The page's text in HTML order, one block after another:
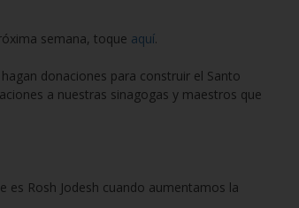
semana, toque aquí.
donaciones para construir el Santo
a nuestras sinagogas y maestros que
es Rosh Jodesh cuando aumentamos la